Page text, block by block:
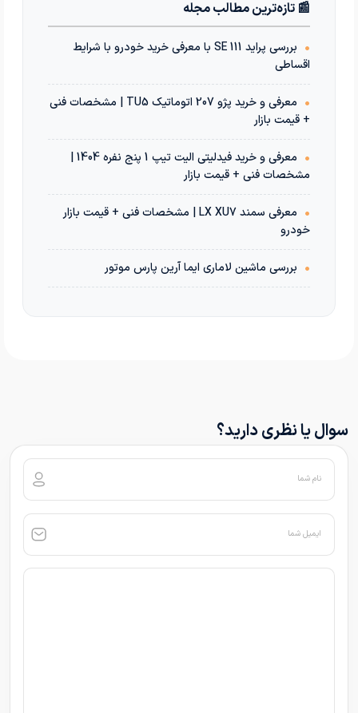
📰 تازه‌ترین مطالب مجله
•
بررسی پراید 111 SE با معرفی خرید خودرو با شرایط
اقساطی
•
معرفی و خرید پژو 207 اتوماتیک TU5 | مشخصات فنی
+ قیمت بازار
•
معرفی و خرید فیدلیتی الیت تیپ 1 پنج نفره 1404 |
مشخصات فنی + قیمت بازار
•
معرفی سمند LX XU7 | مشخصات فنی + قیمت بازار
خودرو
• بررسی ماشین لاماری ایما آرین پارس موتور
سوال یا نظری دارید؟
نام شما
ایمیل شما